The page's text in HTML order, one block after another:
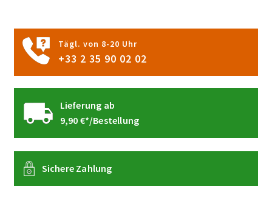
Tägl. von 8-20 Uhr
+33 2 35 90 02 02
Lieferung ab
9,90 €*/Bestellung
Sichere Zahlung